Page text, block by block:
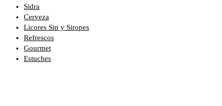
Sidra
Cerveza
Licores Sin y Siropes
Refrescos
Gourmet
Estuches